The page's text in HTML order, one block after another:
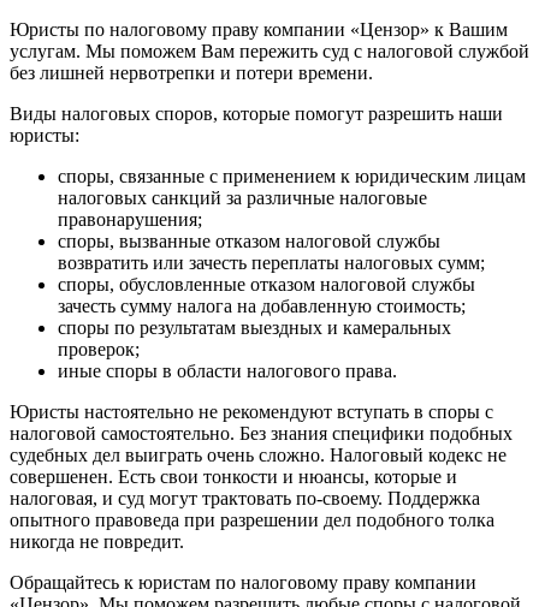
Юристы по налоговому праву компании «Цензор» к Вашим
услугам. Мы поможем Вам пережить суд с налоговой службой
без лишней нервотрепки и потери времени.
Виды налоговых споров, которые помогут разрешить наши
юристы:
споры, связанные с применением к юридическим лицам
налоговых санкций за различные налоговые
правонарушения;
споры, вызванные отказом налоговой службы
возвратить или зачесть переплаты налоговых сумм;
споры, обусловленные отказом налоговой службы
зачесть сумму налога на добавленную стоимость;
споры по результатам выездных и камеральных
проверок;
иные споры в области налогового права.
Юристы настоятельно не рекомендуют вступать в споры с
налоговой самостоятельно. Без знания специфики подобных
судебных дел выиграть очень сложно. Налоговый кодекс не
совершенен. Есть свои тонкости и нюансы, которые и
налоговая, и суд могут трактовать по-своему. Поддержка
опытного правоведа при разрешении дел подобного толка
никогда не повредит.
Обращайтесь к юристам по налоговому праву компании